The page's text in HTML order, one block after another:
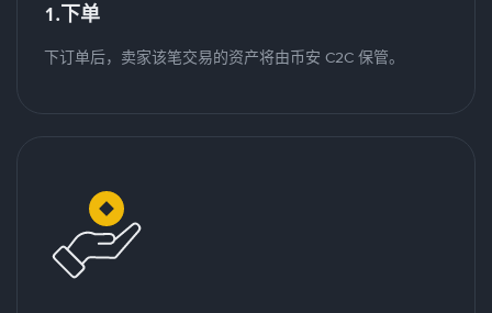
1.下单
下订单后，卖家该笔交易的资产将由币安 C2C 保管。